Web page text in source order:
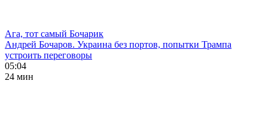
Ага, тот самый Бочарик
Андрей Бочаров. Украина без портов, попытки Трампа
устроить переговоры
05:04
24 мин